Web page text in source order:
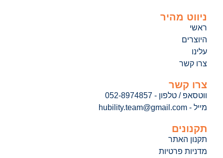
ניווט מהיר
ראשי
היוצרים
עלינו
צרו קשר
צרו קשר
ווטסאפ / טלפון - 052-8974857
מייל - hubility.team@gmail.com
תקנונים
תקנון האתר
מדניות פרטיות